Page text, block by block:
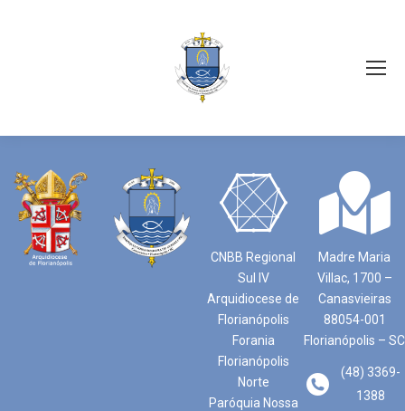
CNBB Regional
Sul IV
Arquidiocese de
Florianópolis
Forania
Florianópolis
Norte
Paróquia Nossa
Madre Maria
Villac, 1700 –
Canasvieiras
88054-001
Florianópolis – SC
(48) 3369-
1388